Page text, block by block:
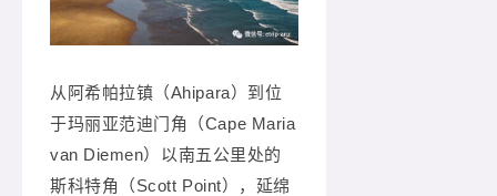
从阿希帕拉镇（Ahipara）到位
于玛丽亚范迪门角（Cape Maria
van Diemen）以南五公里处的
斯科特角（Scott Point），延绵